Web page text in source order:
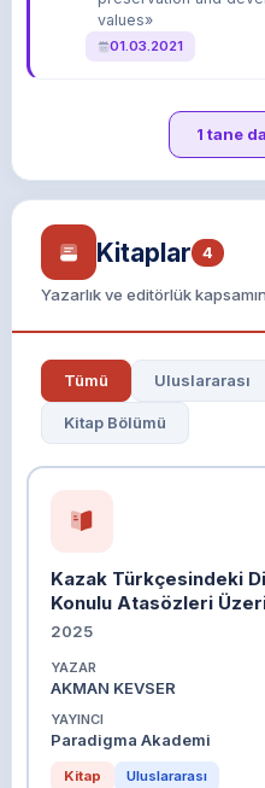
values»
01.03.2021
1 tane
Kitaplar 4
Yazarlık ve editörlük
Tümü Uluslararası
Kitap Bölümü
Kazak Türkçesindeki
Konulu Atasözleri
2025
YAZAR
AKMAN KEVSER
YAYINCI
Paradigma Akademi
Kitap Uluslararası